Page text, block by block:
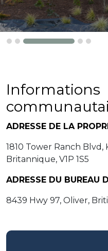
Informations
ADRESSE DE LA
1810 Tower Ranch Blvd,
Britannique, V1P 1S5
ADRESSE DU BUREAU
8439 Hwy 97, Oliver,